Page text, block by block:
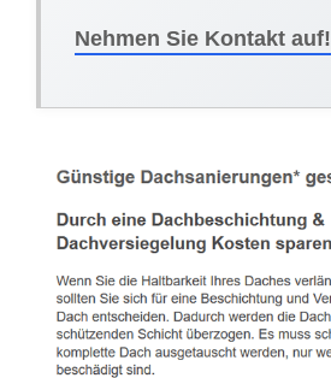
Nehmen Sie Kontakt auf!